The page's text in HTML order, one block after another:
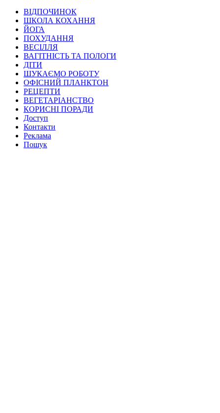
ВІДПОЧИНОК
ШКОЛА КОХАННЯ
ЙОГА
ПОХУДАННЯ
ВЕСІЛЛЯ
ВАГІТНІСТЬ ТА ПОЛОГИ
ДІТИ
ШУКАЄМО РОБОТУ
ОФІСНИЙ ПЛАНКТОН
РЕЦЕПТИ
ВЕГЕТАРІАНСТВО
КОРИСНІ ПОРАДИ
Доступ
Контакти
Реклама
Пошук